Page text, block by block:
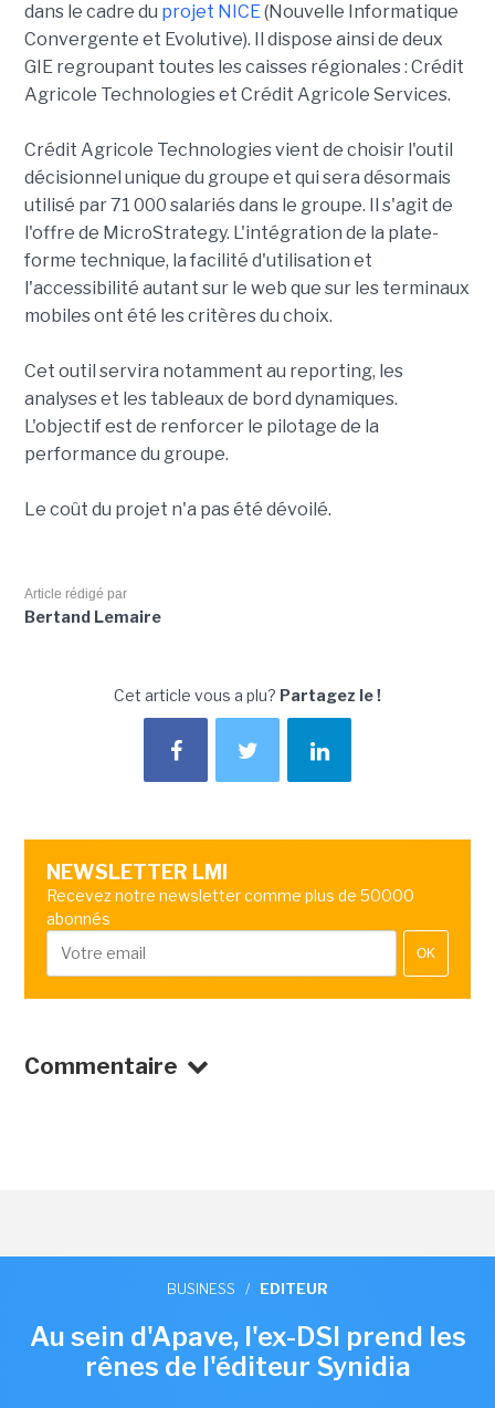
dans le cadre du projet NICE(Nouvelle Informatique
Convergente et Evolutive). Il dispose ainsi de deux
GIE regroupant toutes les caisses régionales : Crédit
Agricole Technologies et Crédit Agricole Services.
Crédit Agricole Technologies vient de choisir l'outil
décisionnel unique du groupe et qui sera désormais
utilisé par 71 000 salariés dans le groupe. Il s'agit de
l'offre de MicroStrategy. L'intégration de la plate-
forme technique, la facilité d'utilisation et
l'accessibilité autant sur le web que sur les terminaux
mobiles ont été les critères du choix.
Cet outil servira notamment au reporting, les
analyses et les tableaux de bord dynamiques.
L'objectif est de renforcer le pilotage de la
performance du groupe.
Le coût du projet n'a pas été dévoilé.
Article rédigé par
Bertand Lemaire
Cet article vous a plu? Partagez le !
NEWSLETTER LMI
Recevez notre newsletter comme plus de 50000
abonnés
OK
Commentaire
BUSINESS / EDITEUR
Au sein d'Apave, l'ex-DSI prend les
rênes de l'éditeur Synidia